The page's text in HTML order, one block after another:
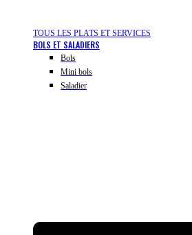
TOUS LES PLATS ET SERVICES
BOLS ET SALADIERS
Bols
Mini bols
Saladier